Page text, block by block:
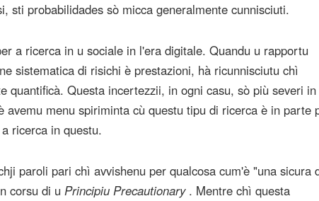
sti probabilidades sò micca generalmente cunnisciuti.
a ricerca in u sociale in l'era digitale. Quandu u rapportu
sistematica di risichi è prestazioni, hà ricunnisciutu chì
quantificà. Questa incertezzii, in ogni casu, sò più severi in
avemu menu spiriminta cù questu tipu di ricerca è in parte
ricerca in questu.
paroli pari chì avvishenu per qualcosa cum'è "una sicura
corsu di u Principiu Precautionary. Mentre chì questa